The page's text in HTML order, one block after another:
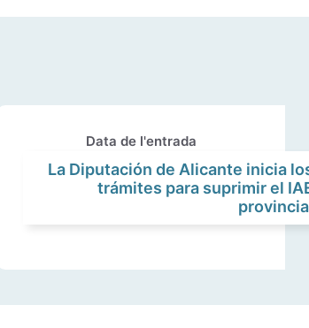
Data de l'entrada
La Diputación de Alicante inicia
trámites para suprimir el